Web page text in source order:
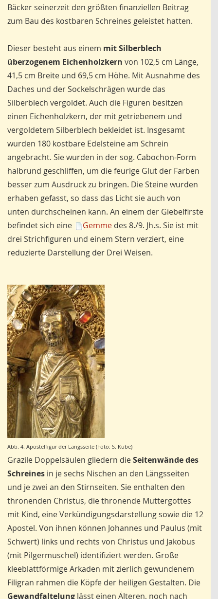
Bäcker seinerzeit den größten finanziellen Beitrag
zum Bau des kostbaren Schreines geleistet hatten.
Dieser besteht aus einem mit Silberblech
überzogenem Eichenholzkern von 102,5 cm Länge,
41,5 cm Breite und 69,5 cm Höhe. Mit Ausnahme des
Daches und der Sockelschrägen wurde das
Silberblech vergoldet. Auch die Figuren besitzen
einen Eichenholzkern, der mit getriebenem und
vergoldetem Silberblech bekleidet ist. Insgesamt
wurden 180 kostbare Edelsteine am Schrein
angebracht. Sie wurden in der sog. Cabochon-Form
halbrund geschliffen, um die feurige Glut der Farben
besser zum Ausdruck zu bringen. Die Steine wurden
erhaben gefasst, so dass das Licht sie auch von
unten durchscheinen kann. An einem der Giebelfirste
befindet sich eine
Gemme des 8./9. Jh.s. Sie ist mit
drei Strichfiguren und einem Stern verziert, eine
reduzierte Darstellung der Drei Weisen.
Abb. 4: Apostelfigur der Längsseite (Foto: S. Kube)
Grazile Doppelsäulen gliedern dieSeitenwände des
Schreines in je sechs Nischen an den Längsseiten
und je zwei an den Stirnseiten. Sie enthalten den
thronenden Christus, die thronende Muttergottes
mit Kind, eine Verkündigungsdarstellung sowie die 12
Apostel. Von ihnen können Johannes und Paulus (mit
Schwert) links und rechts von Christus und Jakobus
(mit Pilgermuschel) identifiziert werden. Große
kleeblattförmige Arkaden mit zierlich gewundenem
Filigran rahmen die Köpfe der heiligen Gestalten. Die
Gewandfaltelung lässt einen Älteren, noch nach